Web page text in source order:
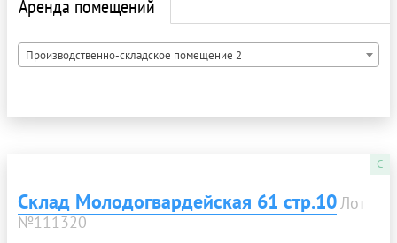
Аренда помещений
Производственно-складское помещение 2
C
Склад Молодогвардейская 61 стр.10Лот
№111320